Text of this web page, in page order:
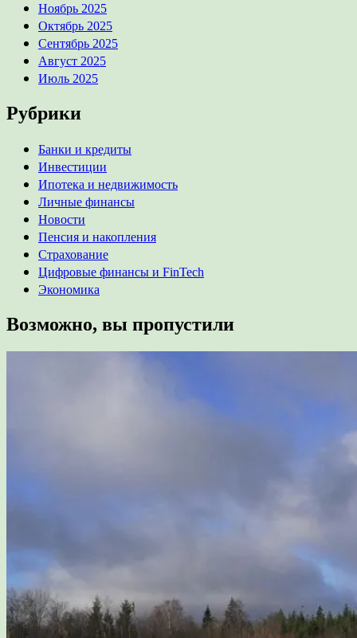
Ноябрь 2025
Октябрь 2025
Сентябрь 2025
Август 2025
Июль 2025
Рубрики
Банки и кредиты
Инвестиции
Ипотека и недвижимость
Личные финансы
Новости
Пенсия и накопления
Страхование
Цифровые финансы и FinTech
Экономика
Возможно, вы пропустили